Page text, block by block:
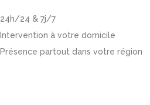
24h/24 & 7j/7
Intervention à votre domicile
Présence partout dans votre région